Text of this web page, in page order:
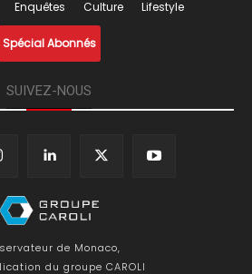
Enquêtes Culture Lifestyle
Spécial Abonnés
SUIVEZ-NOUS
de Monaco,
du groupe CAROLI